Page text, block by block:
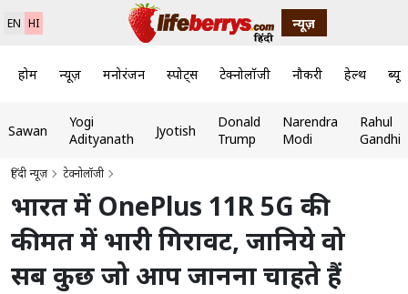
EN HI न्यूज़
होम न्यूज़ मनोरंजन स्पोर्ट्स टेक्नोलॉजी नौकरी हेल्थ
Sawan
Yogi
Adityanath
Jyotish
Donald
Trump
Narendra
Modi
Rahul
Gandhi
हिंदी न्यूज़ टेक्नोलॉजी
भारत में OnePlus 11R 5G की
कीमत में भारी गिरावट, जानिये वो
सब कुछ जो आप जानना चाहते हैं